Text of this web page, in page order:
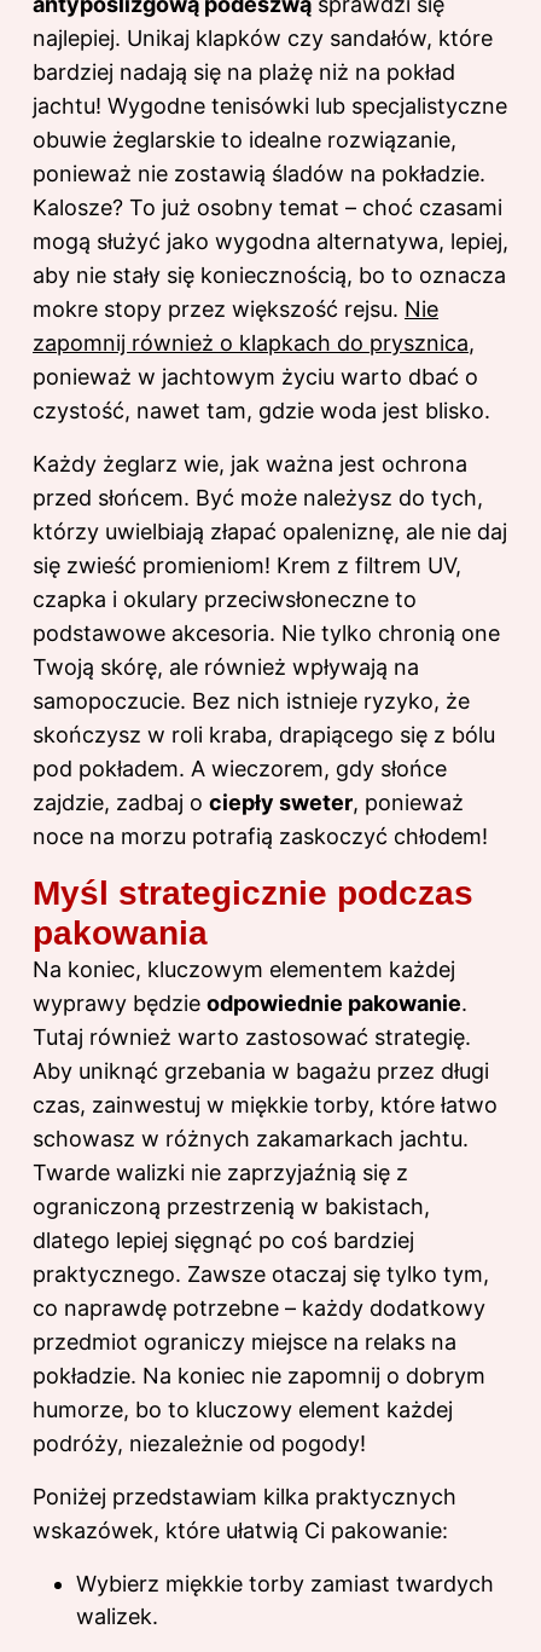
najlepiej. Unikaj klapków czy sandałów, które
bardziej nadają się na plażę niż na pokład
jachtu! Wygodne tenisówki lub specjalistyczne
obuwie żeglarskie to idealne rozwiązanie,
ponieważ nie zostawią śladów na pokładzie.
Kalosze? To już osobny temat – choć czasami
mogą służyć jako wygodna alternatywa, lepiej,
aby nie stały się koniecznością, bo to oznacza
mokre stopy przez większość rejsu. Nie
zapomnij również o klapkach do prysznica,
ponieważ w jachtowym życiu warto dbać o
czystość, nawet tam, gdzie woda jest blisko.
Każdy żeglarz wie, jak ważna jest ochrona
przed słońcem. Być może należysz do tych,
którzy uwielbiają złapać opaleniznę, ale nie daj
się zwieść promieniom! Krem z filtrem UV,
czapka i okulary przeciwsłoneczne to
podstawowe akcesoria. Nie tylko chronią one
Twoją skórę, ale również wpływają na
samopoczucie. Bez nich istnieje ryzyko, że
skończysz w roli kraba, drapiącego się z bólu
pod pokładem. A wieczorem, gdy słońce
zajdzie, zadbaj o ciepły sweter, ponieważ
noce na morzu potrafią zaskoczyć chłodem!
Myśl strategicznie podczas
pakowania
Na koniec, kluczowym elementem każdej
wyprawy będzie odpowiednie pakowanie.
Tutaj również warto zastosować strategię.
Aby uniknąć grzebania w bagażu przez długi
czas, zainwestuj w miękkie torby, które łatwo
schowasz w różnych zakamarkach jachtu.
Twarde walizki nie zaprzyjaźnią się z
ograniczoną przestrzenią w bakistach,
dlatego lepiej sięgnąć po coś bardziej
praktycznego. Zawsze otaczaj się tylko tym,
co naprawdę potrzebne – każdy dodatkowy
przedmiot ograniczy miejsce na relaks na
pokładzie. Na koniec nie zapomnij o dobrym
humorze, bo to kluczowy element każdej
podróży, niezależnie od pogody!
Poniżej przedstawiam kilka praktycznych
wskazówek, które ułatwią Ci pakowanie:
Wybierz miękkie torby zamiast twardych
walizek.